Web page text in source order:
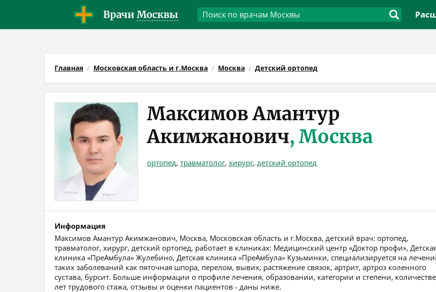
Врачи Москвы
Главная Московская область и г.Москва Москва Детский ортопед
Максимов Амантур
Акимжанович, Москва
ортопед, травматолог, хирург, детский ортопед
Информация
Максимов Амантур Акимжанович, Москва, Московская область и г.Москва, детский врач: ортопед,
травматолог, хирург, детский ортопед, работает в клиниках: Медицинский центр «Доктор профи»,
клиника «ПреАмбула» Жулебино, Детская клиника «ПреАмбула» Кузьминки, специализируется на
таких заболеваний как пяточная шпора, перелом, вывих, растяжение связок, артрит, артроз коленного
сустава, бурсит. Больше информации о профиле лечения, образовании, категории и степени, количестве
лет трудового стажа, отзывы и оценки пациентов - даны ниже.